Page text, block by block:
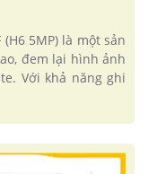
(H6 5MP) là một sản
đem lại hình ảnh
Với khả năng ghi